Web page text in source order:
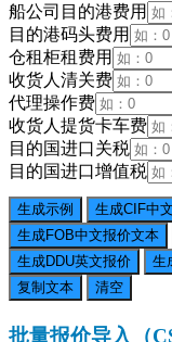
船公司目的港费用
目的港码头费用
仓租柜租费用
收货人清关费
代理操作费
收货人提货卡车费
目的国进口关税
目的国进口增值税
生成示例 生成CIF中
生成FOB中文报价文本
生成DDU英文报价
生
复制文本
清空
批量报价导入（